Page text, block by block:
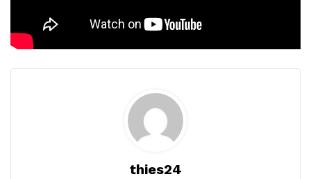
thies24